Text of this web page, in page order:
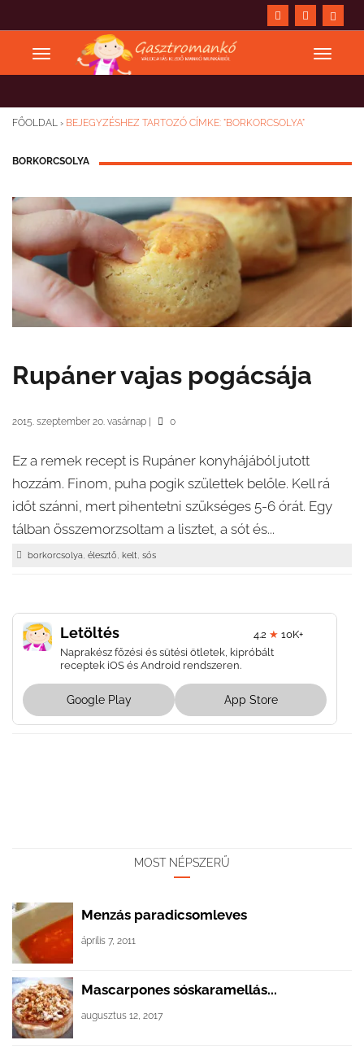
FŐOLDAL › BEJEGYZÉSHEZ TARTOZÓ CÍMKE: "BORKORCSOLYA"
BORKORCSOLYA
Rupáner vajas pogácsája
2015. szeptember 20. vasárnap 0
Ez a remek recept is Rupáner konyhájából jutott
hozzám. Finom, puha pogik születtek belőle. Kell rá
időt szánni, mert pihentetni szükséges 5-6 órát. Egy
tálban összemorzsoltam a lisztet, a sót és...
borkorcsolya, élesztő, kelt, sós
Letöltés 4.2 ★ 10K+
Naprakész főzési és sütési ötletek, kipróbált
receptek iOS és Android rendszeren.
Google Play App Store
MOST NÉPSZERŰ
Menzás paradicsomleves
április 7, 2011
Mascarpones sóskaramellás...
augusztus 12, 2017